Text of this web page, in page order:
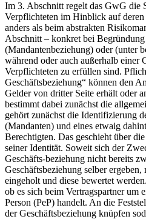
Im 3. Abschnitt regelt das GwG die
Verpflichteten im Hinblick auf
anders als beim abstrakten
Abschnitt – konkret bei
(Mandantenbeziehung) oder (unter
während oder auch außerhalb einer
Verpflichteten zu erfüllen sind.
Geschäftsbeziehung“ können den
Gelder von dritter Seite erhält oder
bestimmt dabei zunächst die
gehört zunächst die Identifizierung
(Mandanten) und eines etwaig
Berechtigten. Das geschieht über
seiner Identität. Soweit sich der
Geschäfts-beziehung nicht bereits
Geschäftsbeziehung selber
eingeholt und diese bewertet
ob es sich beim Vertragspartner um
Person (PeP) handelt. An die
der Geschäftsbeziehung knüpfen